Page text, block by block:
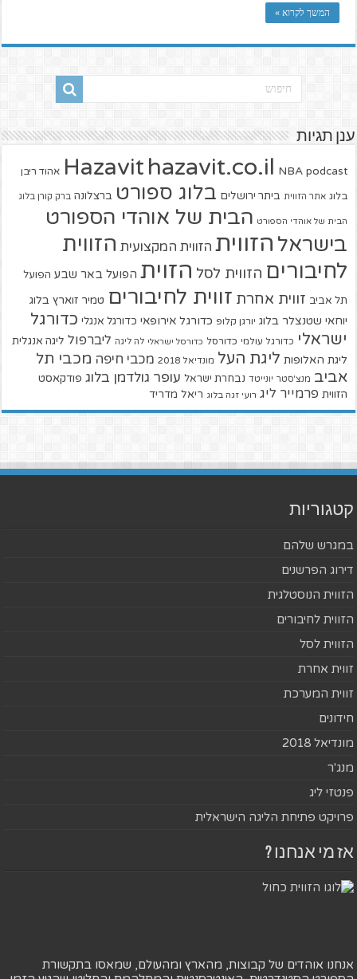
המשך לקרוא »
ענן תגיות
Hazavit hazavit.co.il NBA podcast אהוד ריבן
בלוג אתר הזווית ביתר ירושלים בלוג ספורט ברצלונה ברק קורן בלוג
הבית של אוהדי הספורט הבית של אוהדי הספורט
בישראל הזווית הזווית המקצועית הזווית
לחיבורים הזווית לסל הזוית הפועל באר שבע הפועל
תל אביב זווית אחרת זווית לחיבורים טמיר זוארץ בלוג
יוחאי שטנצלר בלוג יורגן קלופ כדורגל אירופאי כדורגל אנגלי כדורגל
ישראלי כדורגל עולמי כדורסל כדורסל ישראלי לה ליגה ליברפול ליגה אנגלית
ליגת האלופות ליגת העל מונדיאל 2018 מכבי חיפה מכבי תל
אביב מנצ'סטר יונייטד נבחרת ישראל עופר גולדמן בלוג פודקאסט
הזווית פרמייר ליג רועי זגה בלוג ריאל מדריד
קטגוריות
במגרש שלהם
דירוג הפרשנים
הזווית הנוסטלגית
הזווית לחיבורים
הזווית לסל
זווית אחרת
זווית המערכת
חידונים
מונדיאל 2018
מנג'ר
פנטזי ליג
פרויקט פתיחת הליגה הישראלית
אז מי אנחנו ?
אנחנו אוהדים של קבוצות, מהארץ ומהעולם, שמאסו בתקשורת